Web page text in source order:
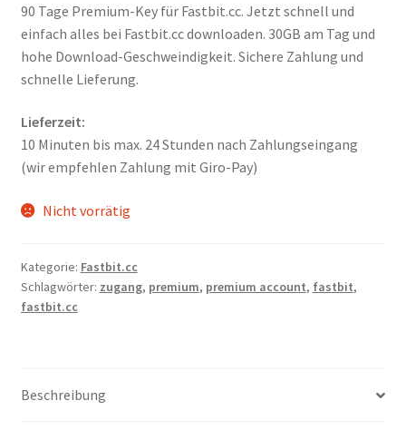
Versandinfos
Widerrufsbelehrung
90 Tage Premium-Key für Fastbit.cc. Jetzt schnell und
einfach alles bei Fastbit.cc downloaden. 30GB am Tag und
hohe Download-Geschweindigkeit. Sichere Zahlung und
schnelle Lieferung.
Lieferzeit:
10 Minuten bis max. 24 Stunden nach Zahlungseingang
(wir empfehlen Zahlung mit Giro-Pay)
Nicht vorrätig
Kategorie: Fastbit.cc
Schlagwörter: zugang, premium, premium account, fastbit,
fastbit.cc
Beschreibung